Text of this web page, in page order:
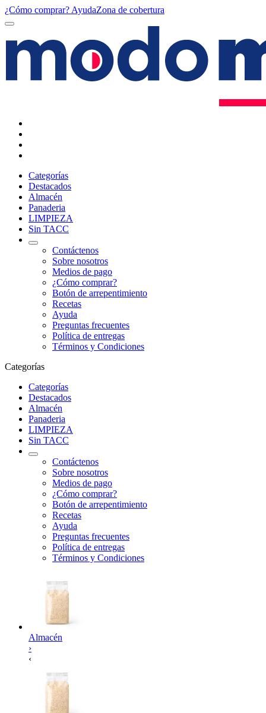
¿Cómo comprar? AyudaZona de cobertura
Categorías
Destacados
Almacén
Panaderia
LIMPIEZA
Sin TACC
Contáctenos
Sobre nosotros
Medios de pago
¿Cómo comprar?
Botón de arrepentimiento
Recetas
Ayuda
Preguntas frecuentes
Política de entregas
Términos y Condiciones
Categorías
Categorías
Destacados
Almacén
Panaderia
LIMPIEZA
Sin TACC
Contáctenos
Sobre nosotros
Medios de pago
¿Cómo comprar?
Botón de arrepentimiento
Recetas
Ayuda
Preguntas frecuentes
Política de entregas
Términos y Condiciones
Almacén
›
‹